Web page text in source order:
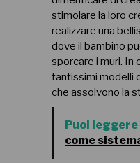
stimolare la loro
realizzare una
dove il bambino
sporcare i muri. In
tantissimi modelli
che assolvono la
Puoi leggere
come